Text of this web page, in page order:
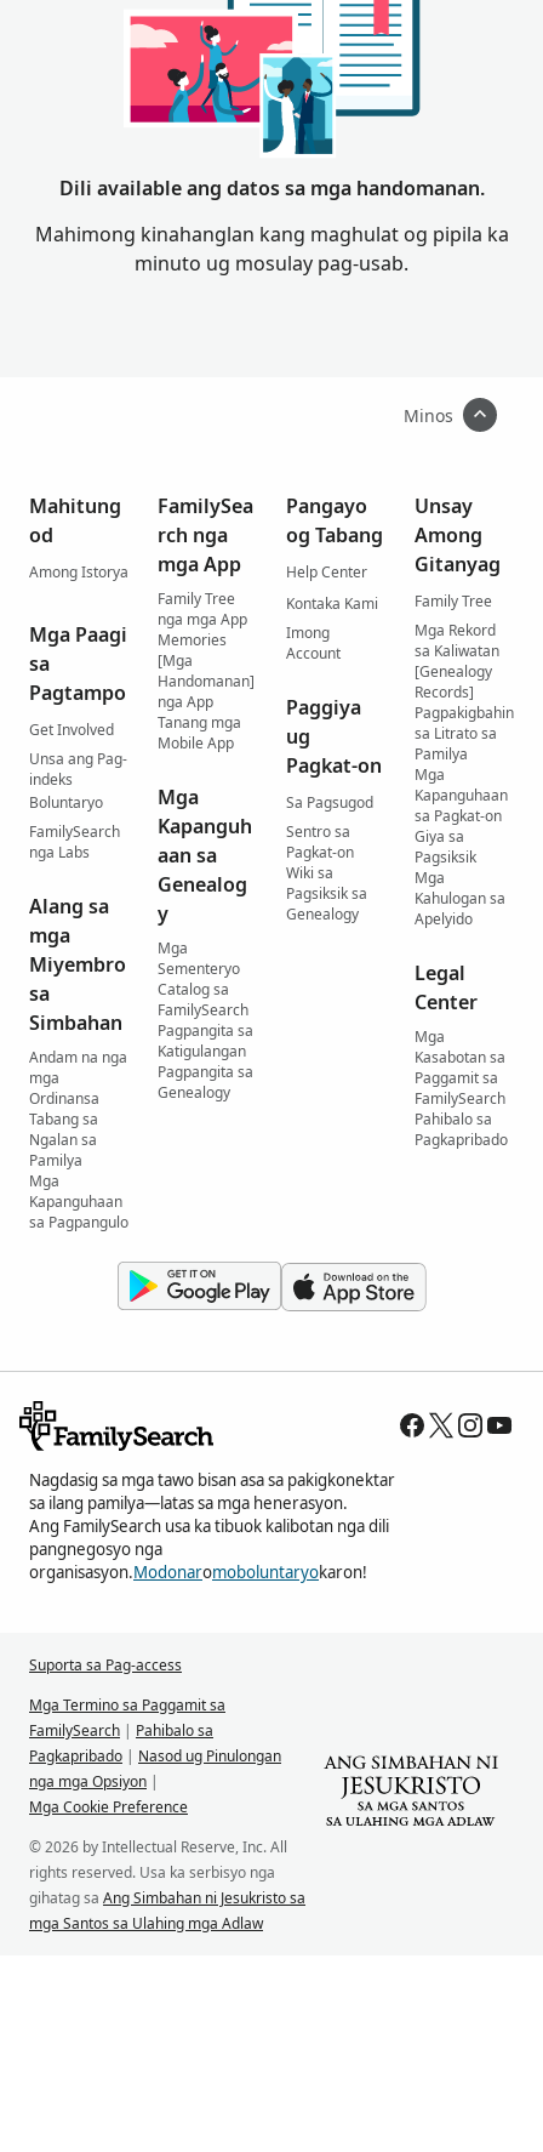
Dili available ang datos sa mga handomanan.
Mahimong kinahanglan kang maghulat og pipila ka
minuto ug mosulay pag-usab.
Minos
Mahitung
od
Among Istorya
Mga Paagi
sa
Pagtampo
Get Involved
Unsa ang Pag-
indeks
Boluntaryo
FamilySearch
nga Labs
Alang sa
mga
Miyembro
sa
Simbahan
Andam na nga
mga
Ordinansa
Tabang sa
Ngalan sa
Pamilya
Mga
Kapanguhaan
sa Pagpangulo
FamilySea
rch nga
mga App
Family Tree
nga mga App
Memories
[Mga
Handomanan]
nga App
Tanang mga
Mobile App
Mga
Kapanguh
aan sa
Genealog
y
Mga
Sementeryo
Catalog sa
FamilySearch
Pagpangita sa
Katigulangan
Pagpangita sa
Genealogy
Pangayo
og Tabang
Help Center
Kontaka Kami
Imong
Account
Paggiya
ug
Pagkat-on
Sa Pagsugod
Sentro sa
Pagkat-on
Wiki sa
Pagsiksik sa
Genealogy
Unsay
Among
Gitanyag
Family Tree
Mga Rekord
sa Kaliwatan
[Genealogy
Records]
Pagpakigbahin
sa Litrato sa
Pamilya
Mga
Kapanguhaan
sa Pagkat-on
Giya sa
Pagsiksik
Mga
Kahulogan sa
Apelyido
Legal
Center
Mga
Kasabotan sa
Paggamit sa
FamilySearch
Pahibalo sa
Pagkapribado
Nagdasig sa mga tawo bisan asa sa pakigkonektar
sa ilang pamilya—latas sa mga henerasyon.
Ang FamilySearch usa ka tibuok kalibotan nga dili
pangnegosyo nga
organisasyon.Modonaromoboluntaryokaron!
Suporta sa Pag-access
Mga Termino sa Paggamit sa
FamilySearch | Pahibalo sa
Pagkapribado | Nasod ug Pinulongan
nga mga Opsiyon |
Mga Cookie Preference
© 2026 by Intellectual Reserve, Inc. All
rights reserved. Usa ka serbisyo nga
gihatag sa Ang Simbahan ni Jesukristo sa
mga Santos sa Ulahing mga Adlaw